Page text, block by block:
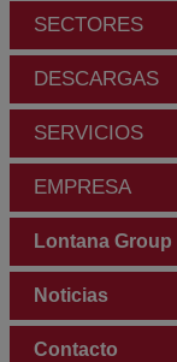
SECTORES
DESCARGAS
SERVICIOS
EMPRESA
Lontana Group
Noticias
Contacto